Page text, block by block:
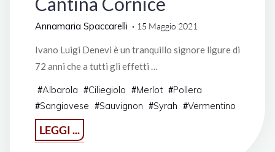
Annamaria Spaccarelli 15 Maggio 2021
Ivano Luigi Denevi è un tranquillo signore ligure di
72 anni che a tutti gli effetti …
#Albarola #Ciliegiolo #Merlot #Pollera
#Sangiovese #Sauvignon #Syrah #Vermentino
LEGGI ...
Cornice"